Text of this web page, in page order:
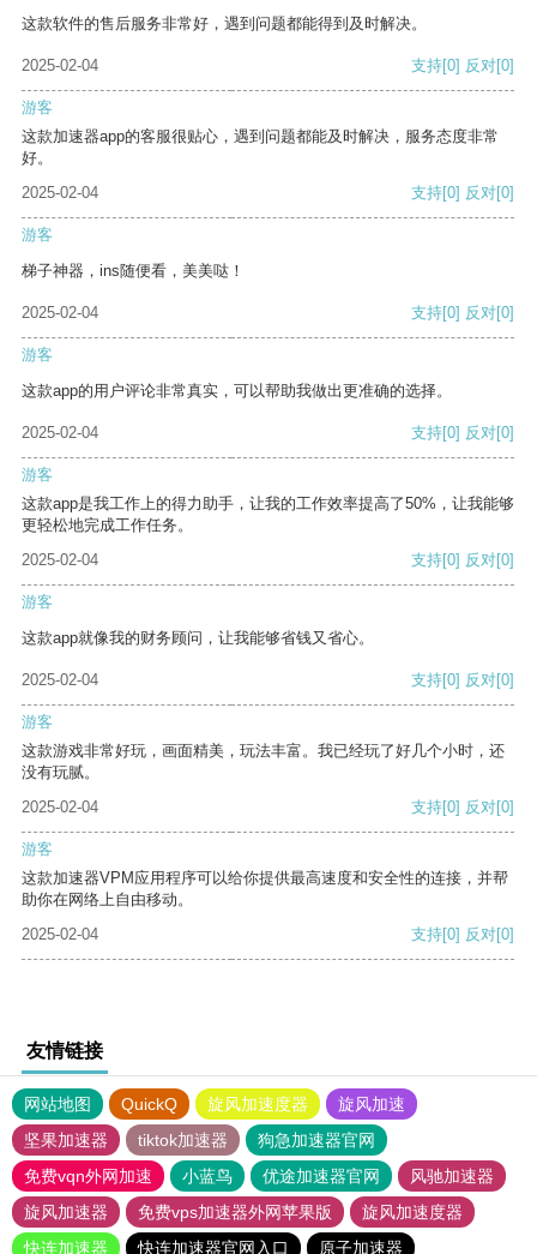
这款软件的售后服务非常好，遇到问题都能得到及时解决。
2025-02-04 支持[0] 反对[0]
游客
这款加速器app的客服很贴心，遇到问题都能及时解决，服务态度非常
好。
2025-02-04
支持[0] 反对[0]
游客
梯子神器，ins随便看，美美哒！
2025-02-04 支持[0] 反对[0]
游客
这款app的用户评论非常真实，可以帮助我做出更准确的选择。
2025-02-04 支持[0] 反对[0]
游客
这款app是我工作上的得力助手，让我的工作效率提高了50%，让我能够
更轻松地完成工作任务。
2025-02-04
支持[0] 反对[0]
游客
这款app就像我的财务顾问，让我能够省钱又省心。
2025-02-04 支持[0] 反对[0]
游客
这款游戏非常好玩，画面精美，玩法丰富。我已经玩了好几个小时，还
没有玩腻。
2025-02-04
支持[0] 反对[0]
游客
这款加速器VPM应用程序可以给你提供最高速度和安全性的连接，并帮
助你在网络上自由移动。
2025-02-04
支持[0] 反对[0]
友情链接
网站地图 QuickQ 旋风加速度器
旋风加速
坚果加速器
tiktok加速器
狗急加速器官网
免费vqn外网加速
小蓝鸟 优途加速器官网
风驰加速器
旋风加速器
免费vps加速器外网苹果版
旋风加速度器
快连加速器
快连加速器官网入口 原子加速器